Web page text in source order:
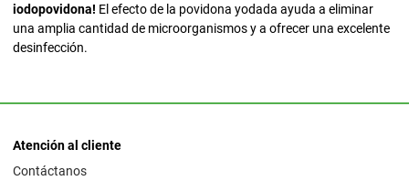
iodopovidona! El efecto de la povidona yodada ayuda a eliminar
una amplia cantidad de microorganismos y a ofrecer una excelente
desinfección.
Atención al cliente
Contáctanos